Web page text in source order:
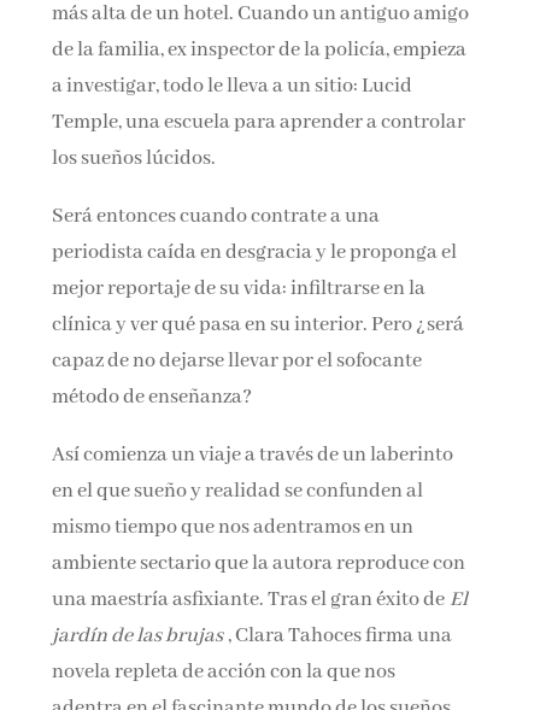
más alta de un hotel. Cuando un antiguo amigo
de la familia, ex inspector de la policía, empieza
a investigar, todo le lleva a un sitio: Lucid
Temple, una escuela para aprender a controlar
los sueños lúcidos.
Será entonces cuando contrate a una
periodista caída en desgracia y le proponga el
mejor reportaje de su vida: infiltrarse en la
clínica y ver qué pasa en su interior. Pero ¿será
capaz de no dejarse llevar por el sofocante
método de enseñanza?
Así comienza un viaje a través de un laberinto
en el que sueño y realidad se confunden al
mismo tiempo que nos adentramos en un
ambiente sectario que la autora reproduce con
una maestría asfixiante. Tras el gran éxito de El
jardín de las brujas, Clara Tahoces firma una
novela repleta de acción con la que nos